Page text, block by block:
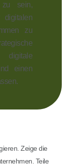
sein,
zu
einen
Zeige die
Teile